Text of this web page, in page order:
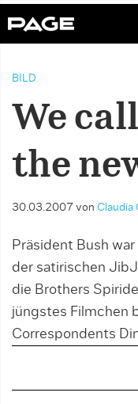
BILD
We
the
30.03.2007 von Claudia
Präsident Bush
der satirischen
die Brothers
jüngstes Filmchen
Correspondents